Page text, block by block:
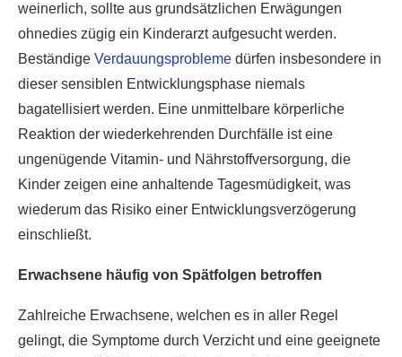
weinerlich, sollte aus grundsätzlichen Erwägungen
ohnedies zügig ein Kinderarzt aufgesucht werden.
Beständige Verdauungsprobleme dürfen insbesondere in
dieser sensiblen Entwicklungsphase niemals
bagatellisiert werden. Eine unmittelbare körperliche
Reaktion der wiederkehrenden Durchfälle ist eine
ungenügende Vitamin- und Nährstoffversorgung, die
Kinder zeigen eine anhaltende Tagesmüdigkeit, was
wiederum das Risiko einer Entwicklungsverzögerung
einschließt.
Erwachsene häufig von Spätfolgen betroffen
Zahlreiche Erwachsene, welchen es in aller Regel
gelingt, die Symptome durch Verzicht und eine geeignete